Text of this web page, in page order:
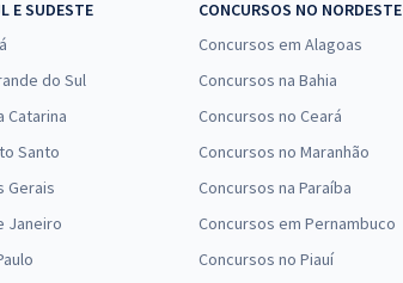
E SUDESTE
do Sul
Catarina
Santo
Gerais
Janeiro
CONCURSOS NO NORDESTE
Concursos em Alagoas
Concursos na Bahia
Concursos no Ceará
Concursos no Maranhão
Concursos na Paraíba
Concursos em Pernambuco
Concursos no Piauí